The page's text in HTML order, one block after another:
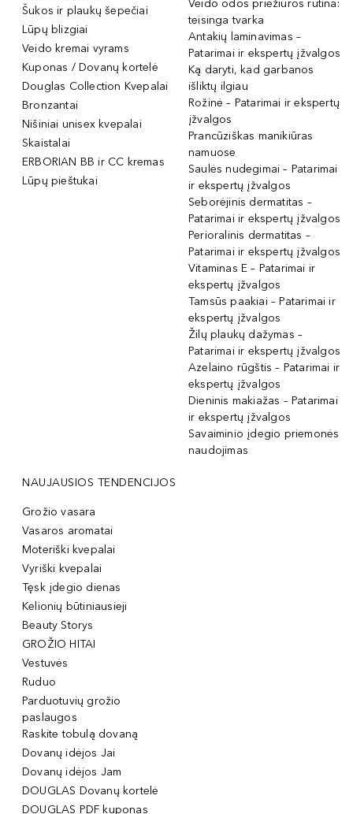
Šukos ir plaukų šepečiai
Lūpų blizgiai
Veido kremai vyrams
Kuponas / Dovanų kortelė
Douglas Collection Kvepalai
Bronzantai
Nišiniai unisex kvepalai
Skaistalai
ERBORIAN BB ir CC kremas
Lūpų pieštukai
Veido odos priežiūros rutina:
teisinga tvarka
Antakių laminavimas –
Patarimai ir ekspertų įžvalgos
Ką daryti, kad garbanos
išliktų ilgiau
Rožinė – Patarimai ir ekspertų
įžvalgos
Prancūziškas manikiūras
namuose
Saulės nudegimai – Patarimai
ir ekspertų įžvalgos
Seborėjinis dermatitas –
Patarimai ir ekspertų įžvalgos
Perioralinis dermatitas –
Patarimai ir ekspertų įžvalgos
Vitaminas E – Patarimai ir
ekspertų įžvalgos
Tamsūs paakiai – Patarimai ir
ekspertų įžvalgos
Žilų plaukų dažymas –
Patarimai ir ekspertų įžvalgos
Azelaino rūgštis – Patarimai ir
ekspertų įžvalgos
Dieninis makiažas – Patarimai
ir ekspertų įžvalgos
Savaiminio įdegio priemonės
naudojimas
NAUJAUSIOS TENDENCIJOS
Grožio vasara
Vasaros aromatai
Moteriški kvepalai
Vyriški kvepalai
Tęsk įdegio dienas
Kelionių būtiniausieji
Beauty Storys
GROŽIO HITAI
Vestuvės
Ruduo
Parduotuvių grožio
paslaugos
Raskite tobulą dovaną
Dovanų idėjos Jai
Dovanų idėjos Jam
DOUGLAS Dovanų kortelė
DOUGLAS PDF kuponas